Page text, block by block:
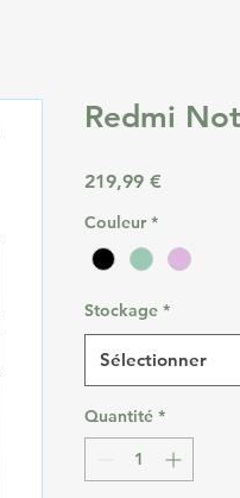
Redmi
219,99 €
Couleur *
Stockage *
Sélectionner
Quantité *